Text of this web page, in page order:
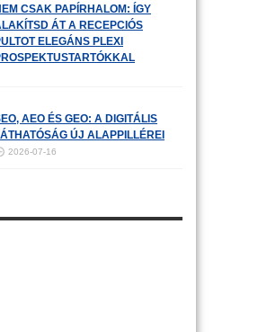
CSAK PAPÍRHALOM: ÍGY
ÁT A RECEPCIÓS
ELEGÁNS PLEXI
AEO ÉS GEO: A DIGITÁLIS
ÚJ ALAPPILLÉREI
2026-07-16